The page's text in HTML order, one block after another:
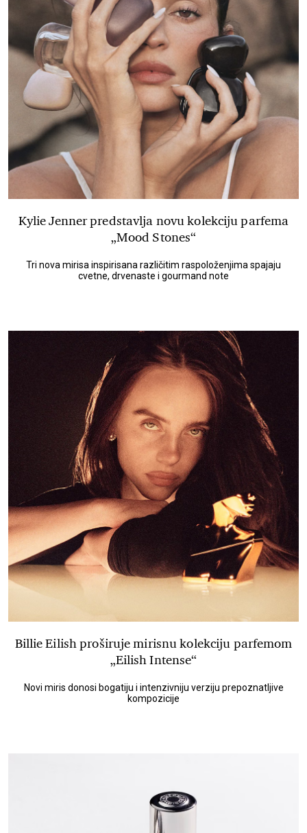
Kylie Jenner predstavlja novu kolekciju parfema
„Mood Stones“
Tri nova mirisa inspirisana različitim raspoloženjima spajaju
cvetne, drvenaste i gourmand note
Billie Eilish proširuje mirisnu kolekciju parfemom
„Eilish Intense“
Novi miris donosi bogatiju i intenzivniju verziju prepoznatljive
kompozicije